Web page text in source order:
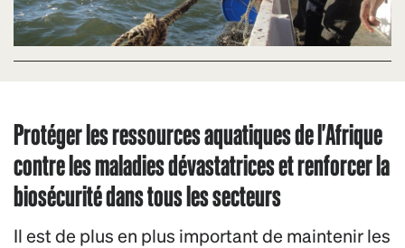
Protéger les ressources aquatiques de l'Afrique
contre les maladies dévastatrices et renforcer la
biosécurité dans tous les secteurs
Il est de plus en plus important de maintenir les